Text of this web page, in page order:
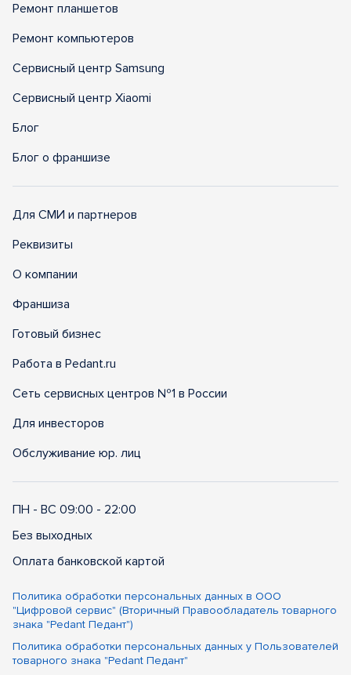
Ремонт планшетов
Ремонт компьютеров
Сервисный центр Samsung
Сервисный центр Xiaomi
Блог
Блог о франшизе
Для СМИ и партнеров
Реквизиты
О компании
Франшиза
Готовый бизнес
Работа в Pedant.ru
Сеть сервисных центров №1 в России
Для инвесторов
Обслуживание юр. лиц
ПН - ВС 09:00 - 22:00
Без выходных
Оплата банковской картой
Политика обработки персональных данных в ООО
"Цифровой сервис" (Вторичный Правообладатель товарного
знака "Pedant Педант")
Политика обработки персональных данных у Пользователей
товарного знака "Pedant Педант"